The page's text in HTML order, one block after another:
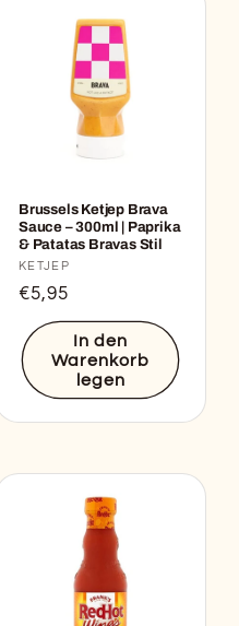
Brussels Ketjep Brava
Sauce – 300ml | Paprika
& Patatas Bravas Stil
Anbieter:
KETJEP
Normaler
Preis
€5,95
In den
Warenkorb
legen